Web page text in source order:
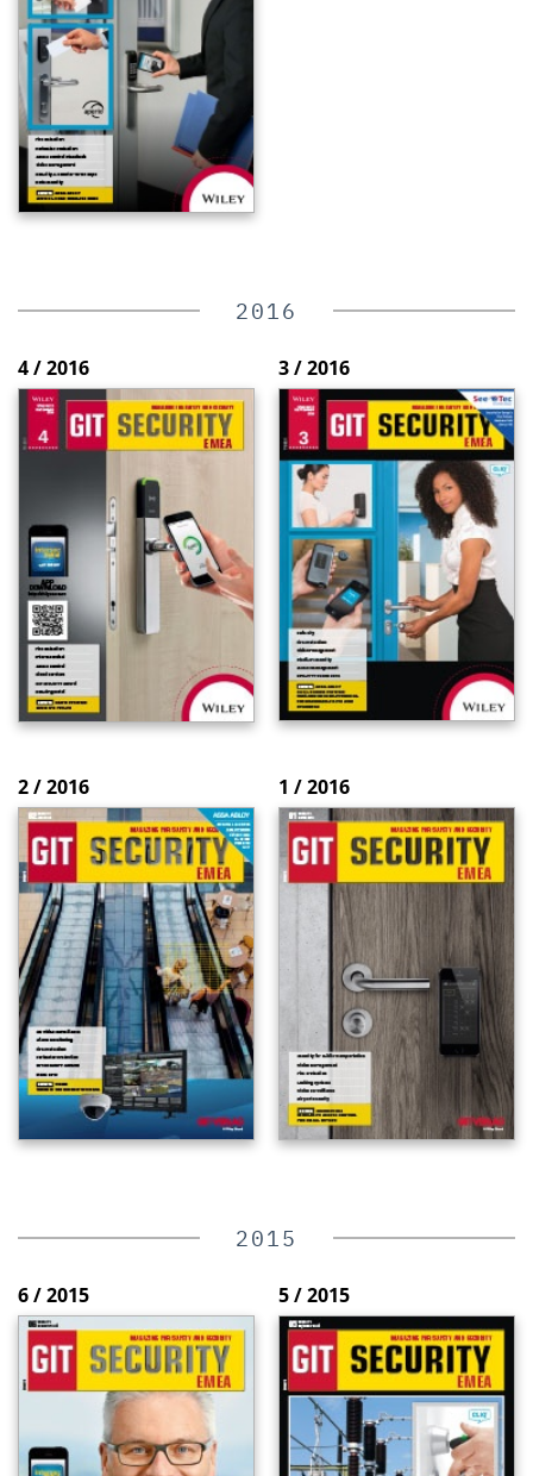
2016
4 / 2016 3 / 2016
2 / 2016 1 / 2016
2015
6 / 2015 5 / 2015